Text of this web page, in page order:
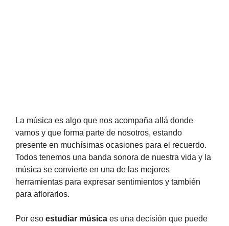
La música es algo que nos acompaña allá donde
vamos y que forma parte de nosotros, estando
presente en muchísimas ocasiones para el recuerdo.
Todos tenemos una banda sonora de nuestra vida y la
música se convierte en una de las mejores
herramientas para expresar sentimientos y también
para aflorarlos.
Por eso estudiar música es una decisión que puede